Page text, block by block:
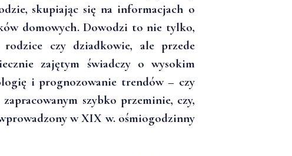
skupiając się na informacjach o
domowych. Dowodzi to nie tylko,
czy dziadkowie, ale przede
zajętym świadczy o wysokim
i prognozowanie trendów – czy
szybko przeminie, czy,
w XIX w. ośmiogodzinny